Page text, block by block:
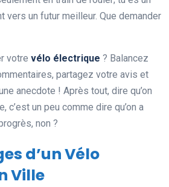
vers un futur meilleur. Que demander
votre vélo électrique ? Balancez
partagez votre avis et
anecdote ! Après tout, dire qu’on
c’est un peu comme dire qu’on a
non ?
d’un Vélo
Ville